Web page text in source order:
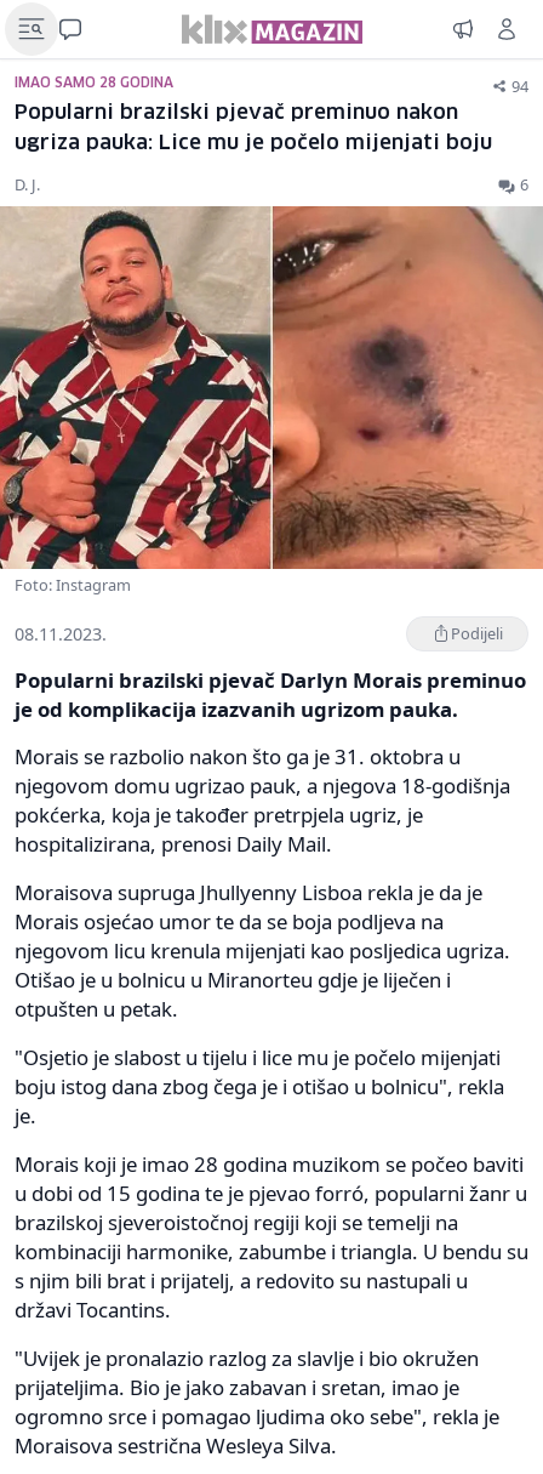
IMAO SAMO 28 GODINA 94
Popularni brazilski pjevač preminuo nakon
ugriza pauka: Lice mu je počelo mijenjati boju
D. J. 6
Foto: Instagram
08.11.2023. Podijeli
Popularni brazilski pjevač Darlyn Morais preminuo
je od komplikacija izazvanih ugrizom pauka.
Morais se razbolio nakon što ga je 31. oktobra u
njegovom domu ugrizao pauk, a njegova 18-godišnja
pokćerka, koja je također pretrpjela ugriz, je
hospitalizirana, prenosi Daily Mail.
Moraisova supruga Jhullyenny Lisboa rekla je da je
Morais osjećao umor te da se boja podljeva na
njegovom licu krenula mijenjati kao posljedica ugriza.
Otišao je u bolnicu u Miranorteu gdje je liječen i
otpušten u petak.
"Osjetio je slabost u tijelu i lice mu je počelo mijenjati
boju istog dana zbog čega je i otišao u bolnicu", rekla
je.
Morais koji je imao 28 godina muzikom se počeo baviti
u dobi od 15 godina te je pjevao forró, popularni žanr u
brazilskoj sjeveroistočnoj regiji koji se temelji na
kombinaciji harmonike, zabumbe i triangla. U bendu su
s njim bili brat i prijatelj, a redovito su nastupali u
državi Tocantins.
"Uvijek je pronalazio razlog za slavlje i bio okružen
prijateljima. Bio je jako zabavan i sretan, imao je
ogromno srce i pomagao ljudima oko sebe", rekla je
Moraisova sestrična Wesleya Silva.